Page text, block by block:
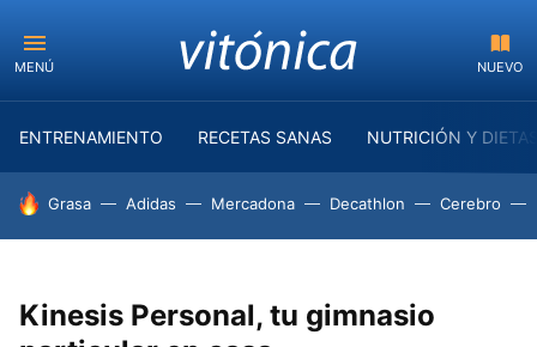
MENÚ NUEVO
ENTRENAMIENTO RECETAS SANAS NUTRICIÓN Y
HOY SE HABLA DE
Grasa Adidas Mercadona Decathlon Cerebro
Kinesis Personal, tu gimnasio